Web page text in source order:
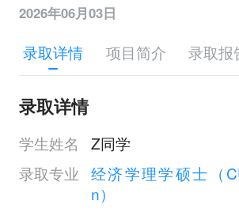
2026年06月03日
录取详情 项目简介 录取报
录取详情
学生姓名
Z同学
录取专业 经济学理学硕士（
n）